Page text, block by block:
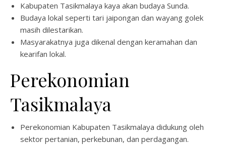
Kabupaten Tasikmalaya kaya akan budaya Sunda.
Budaya lokal seperti tari jaipongan dan wayang golek
masih dilestarikan.
Masyarakatnya juga dikenal dengan keramahan dan
kearifan lokal.
Perekonomian
Tasikmalaya
Perekonomian Kabupaten Tasikmalaya didukung oleh
sektor pertanian, perkebunan, dan perdagangan.